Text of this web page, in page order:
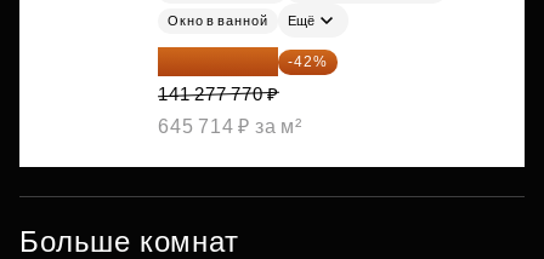
Окно в ванной Ещё
81 941 107 ₽ -42%
141 277 770 ₽
645 714 ₽ за м²
Больше комнат